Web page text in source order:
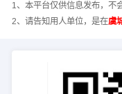
1、本平台仅供信息发布，不
2、请告知用人单位，是在虞